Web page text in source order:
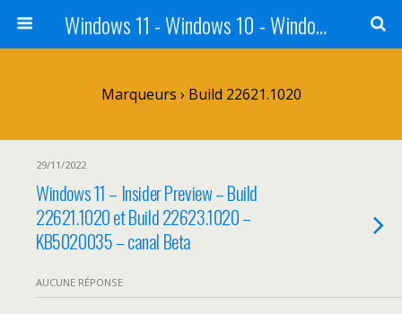
Windows 11 - Windows 10 - Windows 8 - Windows 7 - VISTA
Marqueurs › Build 22621.1020
29/11/2022
Windows 11 – Insider Preview – Build
22621.1020 et Build 22623.1020 –
KB5020035 – canal Beta
AUCUNE RÉPONSE